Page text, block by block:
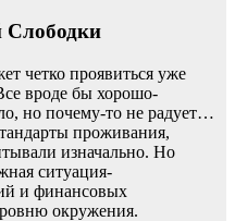
Слободки
четко проявиться уже
вроде бы хорошо-
но почему-то не радует…
проживания,
изначально. Но
ситуация-
и финансовых
окружения.